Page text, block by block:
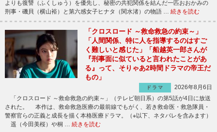
よりも復讐（ふくしゅう）を優先し、秘密の共犯関係を結んだ一匹おおかみの
刑事・磯貝（横山裕）と第六感女子ヒナタ（関水渚）の物語 … 続きを読む
「クロスロード ～救命救急の約束～」
「人間関係、特に人を指導するのはすご
く難しいと感じた」「船越英一郎さんが
『刑事面に似ていると言われたことがあ
る』って、そりゃあ2時間ドラマの帝王だ
もの」
ドラマ
2026年8月6日
「クロスロード ～救命救急の約束～」（テレビ朝日系）の第5話が4日に放送
された。 本作は、救命救急医療の最前線でもがく、若き救命医・救急隊員・
警察官らの正義と成長を描く本格医療ドラマ。（※以下、ネタバレを含みます）
遥（今田美桜）や桐 … 続きを読む